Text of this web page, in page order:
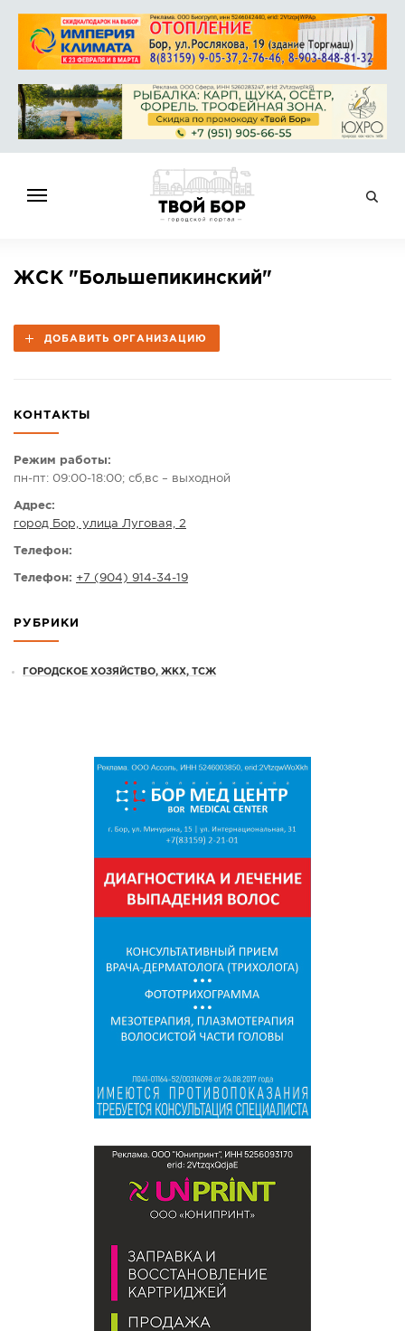
НОВОСТИ
ОБЪЯВЛЕНИЯ
КАМЕРЫ
КОНКУРСЫ
ЖСК "Большепикинский"
ДОБАВИТЬ ОРГАНИЗАЦИЮ
КОНТАКТЫ
Режим работы:
пн-пт: 09:00-18:00; сб,вс – выходной
Адрес:
город Бор, улица Луговая, 2
Телефон:
Телефон: +7 (904) 914-34-19
РУБРИКИ
ГОРОДСКОЕ ХОЗЯЙСТВО, ЖКХ, ТСЖ